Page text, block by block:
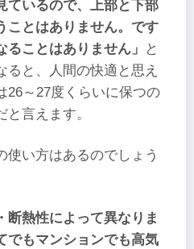
ているので、上部と下部
ことはありません。です
ことはありません」
と
ると、人間の快適と思え
26～27度くらいに保つの
言えます。
使い方はあるのでしょう
断熱性によって異なりま
でもマンションでも高気